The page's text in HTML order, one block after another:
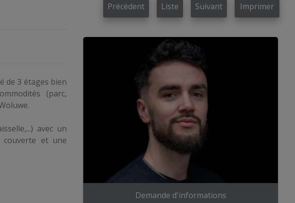
Précédent Liste Suivant Imprimer
de 3 étages bien
(parc,
avec un
couverte et une
Demande d'informations